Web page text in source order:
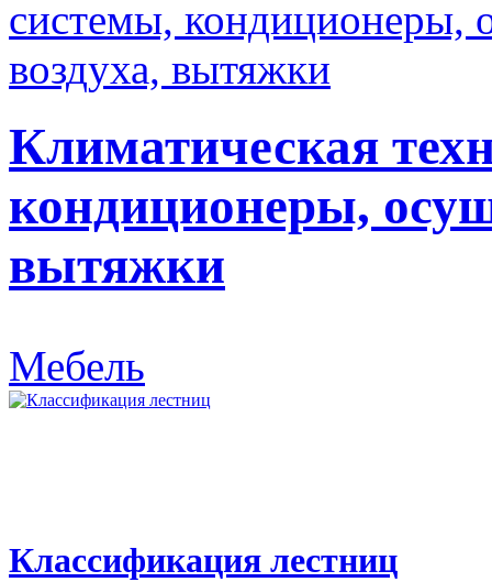
Климатическая
кондиционеры,
вытяжки
Мебель
Классификация лестниц